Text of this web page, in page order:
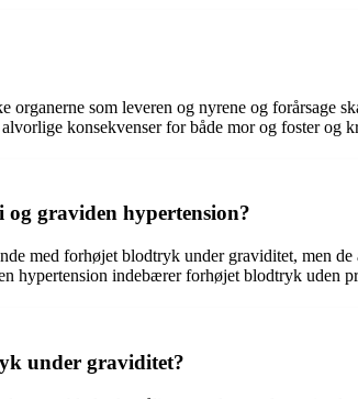
organerne som leveren og nyrene og
konsekvenser for både mor og foster og
graviden hypertension?
med forhøjet blodtryk under graviditet, men
hypertension indebærer forhøjet blodtryk uden
under graviditet?